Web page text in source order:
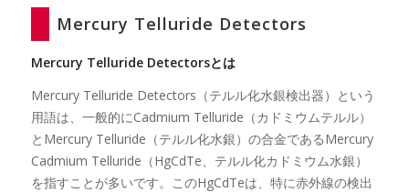
Mercury Telluride Detectors
Mercury Telluride Detectorsとは
Mercury Telluride Detectors（テルル化水銀検出器）という
用語は、一般的にCadmium Telluride（カドミウムテルル）
とMercury Telluride（テルル化水銀）の合金であるMercury
Cadmium Telluride（HgCdTe、テルル化カドミウム水銀）
を指すことが多いです。このHgCdTeは、特に赤外線の検出